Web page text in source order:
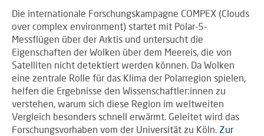
Die internationale Forschungskampagne COMPEX (Clouds
over complex environment) startet mit Polar-5-
Messflügen über der Arktis und untersucht die
Eigenschaften der Wolken über dem Meereis, die von
Satelliten nicht detektiert werden können. Da Wolken
eine zentrale Rolle für das Klima der Polarregion spielen,
helfen die Ergebnisse den Wissenschaftler:innen zu
verstehen, warum sich diese Region im weltweiten
Vergleich besonders schnell erwärmt. Geleitet wird das
Forschungsvorhaben vom der Universität zu Köln. Zur